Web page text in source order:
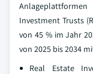
Investment Trusts
von 45 % im Jahr
von 2025 bis 2034
Real Estate